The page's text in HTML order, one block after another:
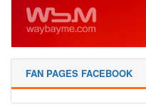
FAN PAGES FACEBOOK